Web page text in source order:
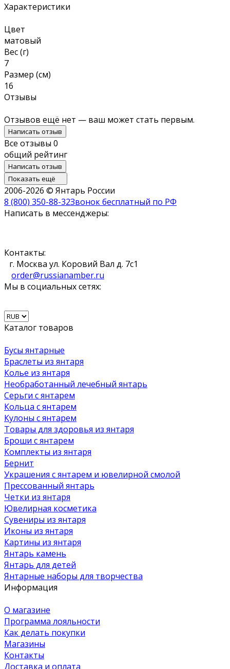
Характеристики
Цвет
матовый
Вес (г)
7
Размер (см)
16
Отзывы
Отзывов ещё нет — ваш может стать первым.
Написать отзыв
Все отзывы 0
общий рейтинг
Написать отзыв
Показать ещё
2006-2026 © Янтарь России
8 (800) 350-88-32Звонок бесплатный по РФ
Написать в мессенджеры:
Контакты:
г. Москва ул. Коровий Вал д. 7с1
order@russianamber.ru
Мы в социальных сетях:
Каталог товаров
Бусы янтарные
Браслеты из янтаря
Колье из янтаря
Необработанный лечебный янтарь
Серьги с янтарем
Кольца с янтарем
Кулоны с янтарем
Товары для здоровья из янтаря
Броши с янтарем
Комплекты из янтаря
Бернит
Украшения с янтарем и ювелирной смолой
Прессованный янтарь
Четки из янтаря
Ювелирная косметика
Сувениры из янтаря
Иконы из янтаря
Картины из янтаря
Янтарь камень
Янтарь для детей
Янтарные наборы для творчества
Информация
О магазине
Программа лояльности
Как делать покупки
Магазины
Контакты
Доставка и оплата